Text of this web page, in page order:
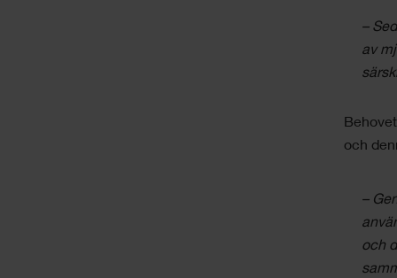
–
av
och
–
och